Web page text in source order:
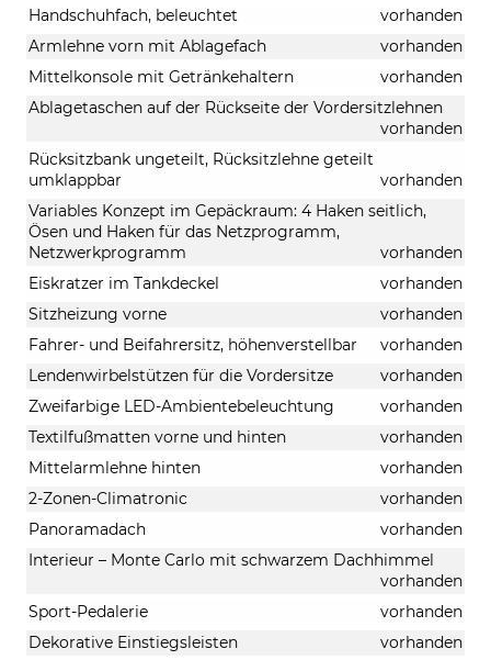
Handschuhfach, beleuchtet
vorhanden
Armlehne vorn mit Ablagefach
vorhanden
Mittelkonsole mit Getränkehaltern
vorhanden
Ablagetaschen auf der Rückseite der Vordersitzlehnen
vorhanden
Rücksitzbank ungeteilt, Rücksitzlehne geteilt
umklappbar
vorhanden
Variables Konzept im Gepäckraum: 4 Haken seitlich,
Ösen und Haken für das Netzprogramm,
Netzwerkprogramm
vorhanden
Eiskratzer im Tankdeckel
vorhanden
Sitzheizung vorne
vorhanden
Fahrer- und Beifahrersitz, höhenverstellbar
vorhanden
Lendenwirbelstützen für die Vordersitze
vorhanden
Zweifarbige LED-Ambientebeleuchtung
vorhanden
Textilfußmatten vorne und hinten
vorhanden
Mittelarmlehne hinten
vorhanden
2-Zonen-Climatronic
vorhanden
Panoramadach
vorhanden
Interieur – Monte Carlo mit schwarzem Dachhimmel
vorhanden
Sport-Pedalerie
vorhanden
Dekorative Einstiegsleisten
vorhanden